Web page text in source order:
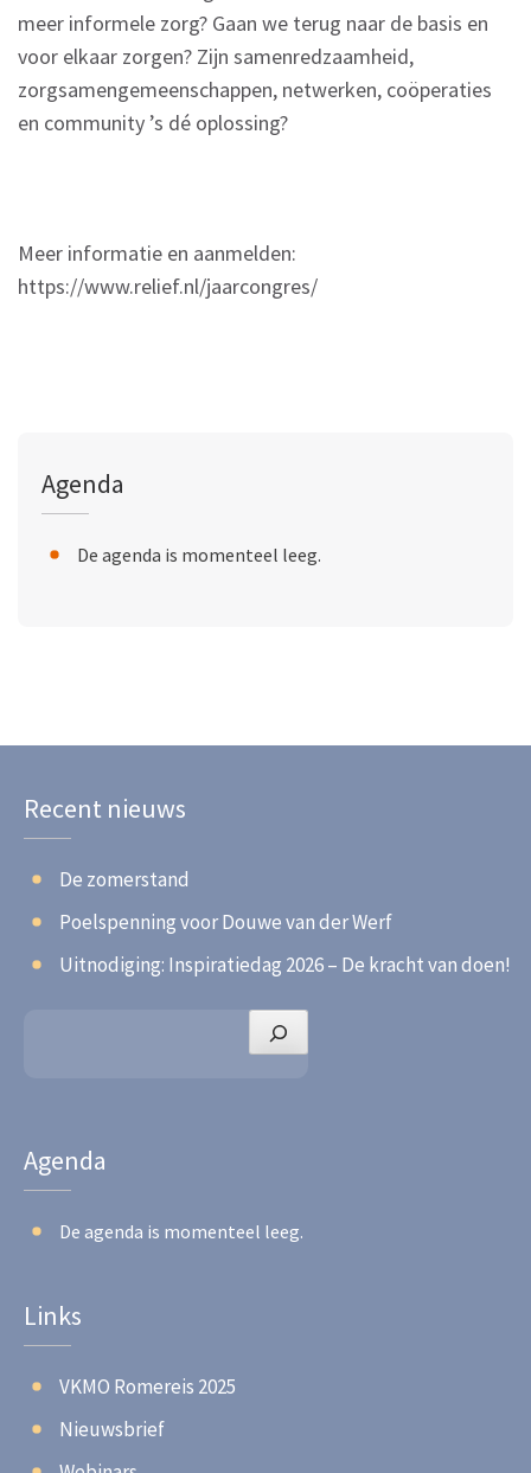
meer informele zorg? Gaan we terug naar de basis en
voor elkaar zorgen? Zijn samenredzaamheid,
zorgsamengemeenschappen, netwerken, coöperaties
en community ’s dé oplossing?
Meer informatie en aanmelden:
https://www.relief.nl/jaarcongres/
Agenda
De agenda is momenteel leeg.
Recent nieuws
De zomerstand
Poelspenning voor Douwe van der Werf
Uitnodiging: Inspiratiedag 2026 – De kracht van doen!
Agenda
De agenda is momenteel leeg.
Links
VKMO Romereis 2025
Nieuwsbrief